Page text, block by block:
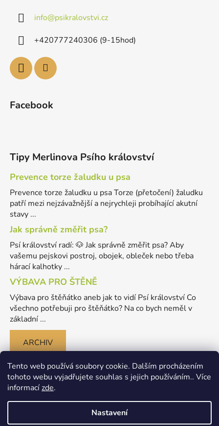
Tento web používá soubory cookie. Dalším procházením
tohoto webu vyjadřujete souhlas s jejich používáním.. Více
informacízde.
Nastavení
info@psikralovstvi.cz
+420777240306 (9-15hod)
Facebook
Tipy Merlinova Psího království
Prevence torze žaludku u psa
Prevence torze žaludku u psa Torze (přetočení) žaludku
patří mezi nejzávažnější a nejrychleji probíhající akutní
stavy ...
Jak správně změřit psa?
Psí království radí: 🐶 Jak správně změřit psa? Aby
vašemu pejskovi postroj, obojek, obleček nebo třeba
hárací kalhotky ...
VÝBAVA PRO ŠTĚNĚ
Výbava pro štěňátko aneb jak to vidí Psí království Co
všechno potřebuji pro štěňátko? Na co bych neměl v
základní ...
ARCHIV